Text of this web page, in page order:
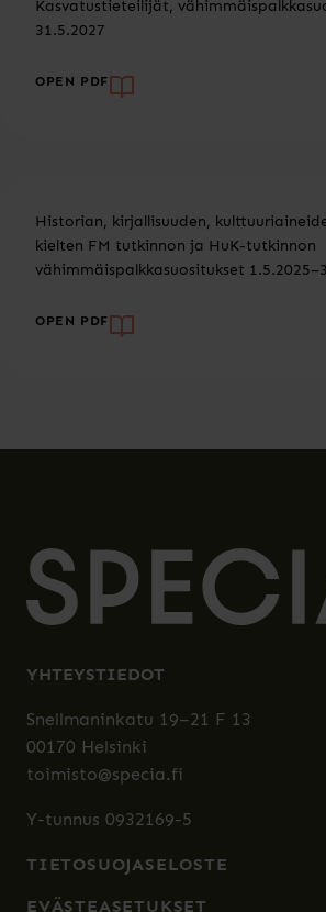
Kasvatustieteilijät,
31.5.2027
OPEN PDF
Historian, kirjallisuuden,
kielten FM tutkinnon ja HuK-tutkinnon
vähimmäispalkkasuositukset
OPEN PDF
YHTEYSTIEDOT
Snellmaninkatu 19–21 F 13
00170 Helsinki
toimisto@specia.fi
Y-tunnus 0932169-5
TIETOSUOJASELOSTE
EVÄSTEASETUKSET